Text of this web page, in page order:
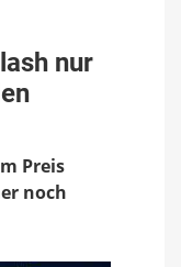
nur
Preis
noch